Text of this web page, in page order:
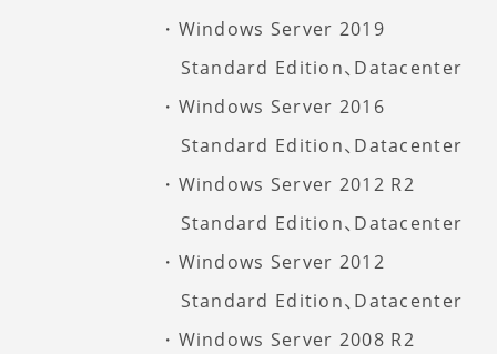
Windows Server 2019
Standard Edition、Datacenter
Windows Server 2016
Standard Edition、Datacenter
Windows Server 2012 R2
Standard Edition、Datacenter
Windows Server 2012
Standard Edition、Datacenter
Windows Server 2008 R2